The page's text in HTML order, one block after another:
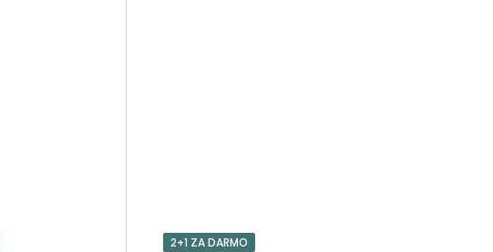
2+1 ZA DARMO